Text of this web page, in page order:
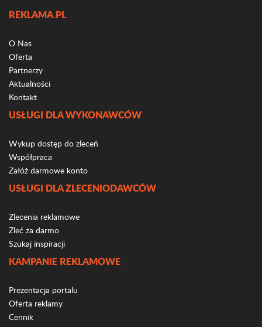
REKLAMA.PL
O Nas
Oferta
Partnerzy
Aktualności
Kontakt
USŁUGI DLA WYKONAWCÓW
Wykup dostęp do zleceń
Współpraca
Załóż darmowe konto
USŁUGI DLA ZLECENIODAWCÓW
Zlecenia reklamowe
Zleć za darmo
Szukaj inspiracji
KAMPANIE REKLAMOWE
Prezentacja portalu
Oferta reklamy
Cennik